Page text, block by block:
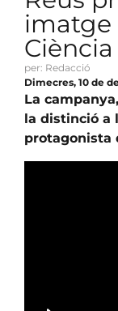
imatge
per: Redacció
Dimecres, 10 de
La
la distinció a
protagonista